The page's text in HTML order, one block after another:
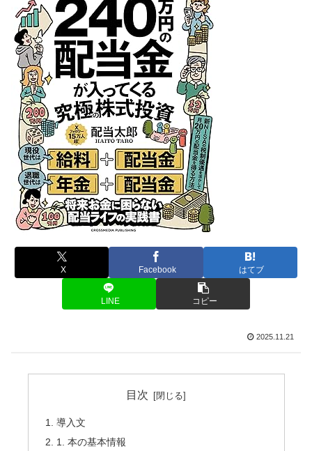
X Facebook はてブ
LINE コピー
2025.11.21
目次
導入文
1. 本の基本情報